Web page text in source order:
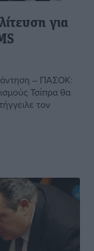
για
– ΠΑΣΟΚ:
Τσίπρα θα
τον